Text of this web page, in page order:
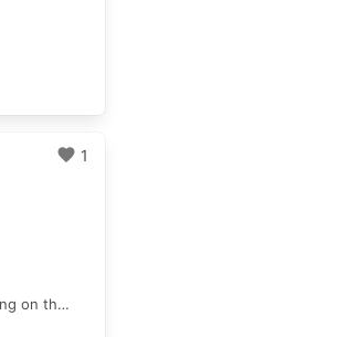
favorite 1
4. Growing potatoes and cropping on the machair